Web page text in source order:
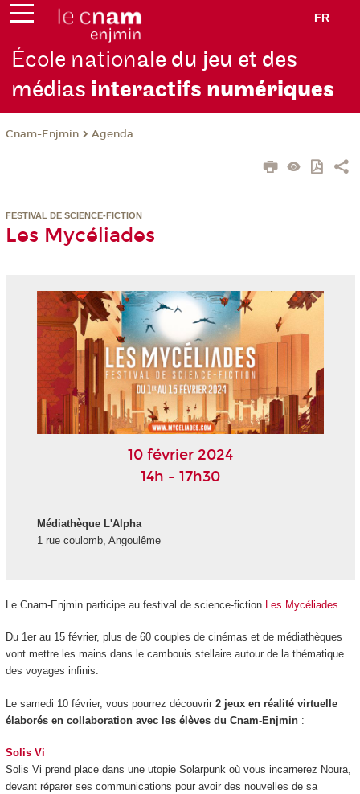
FR
École nationale du jeu et des
médias interactifs numériques
Cnam-Enjmin Agenda
FESTIVAL DE SCIENCE-FICTION
Les Mycéliades
10 février 2024
14h - 17h30
Médiathèque L'Alpha
1 rue coulomb, Angoulême
Le Cnam-Enjmin participe au festival de science-fiction Les Mycéliades
Du 1er au 15 février, plus de 60 couples de cinémas et de médiathèques
vont mettre les mains dans le cambouis stellaire autour de la thématique
des voyages infinis.
Le samedi 10 février, vous pourrez découvrir 2 jeux en réalité virtuelle
élaborés en collaboration avec les élèves du Cnam-Enjmin:
Solis Vi
Solis Vi prend place dans une utopie Solarpunk où vous incarnerez Noura,
devant réparer ses communications pour avoir des nouvelles de sa